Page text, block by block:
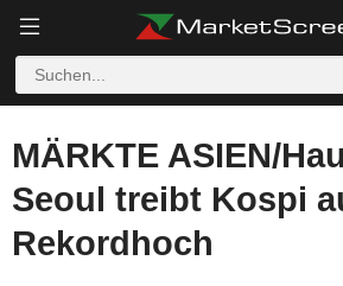
MÄRKTE ASIEN/
Seoul treibt Kospi
Rekordhoch